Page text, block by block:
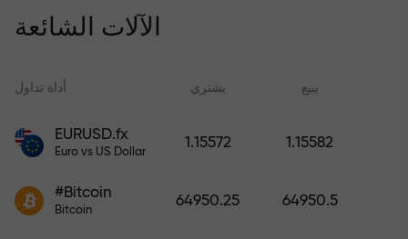
خسائرك ويضمن لك مضاعفة أرباحك
ثلاث مرات خلال ستة أشهر. تداول
مطبعياً. كلما زاد مبلغ الإيداع، زادت
الآلات الشائعة
أداة تداول يشتري يبيع
EURUSD.fx
Euro vs US Dollar
1.15572 1.15582
#Bitcoin
Bitcoin
64950.25 64950.5